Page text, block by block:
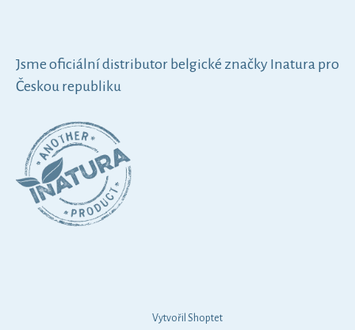
Jsme oficiální distributor belgické značky Inatura pro
Českou republiku
Vytvořil Shoptet